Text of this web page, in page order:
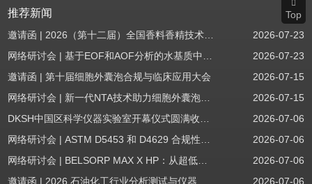
推荐新闻
2026-07-23
2026-07-23
邀请函 | 第十届细胞外囊泡合规与临床应用大会
2026-07-15
2026-07-15
2026-07-06
2026-07-06
2026-07-06
2026-07-06
Top